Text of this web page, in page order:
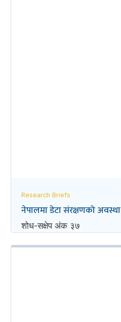
Research Briefs
नेपालमा डेटा संरक्षणको अवस्था
शोध-स‌क्षेप अंक ३७